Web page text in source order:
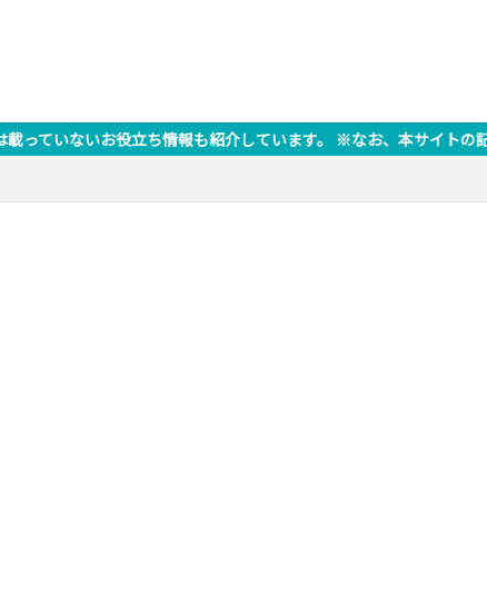
介しています。 ※なお、本サイトの記事にはプロモーションが